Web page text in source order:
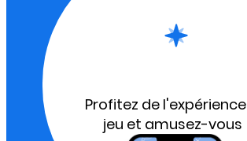
Profitez de
jeu et amusez-vous